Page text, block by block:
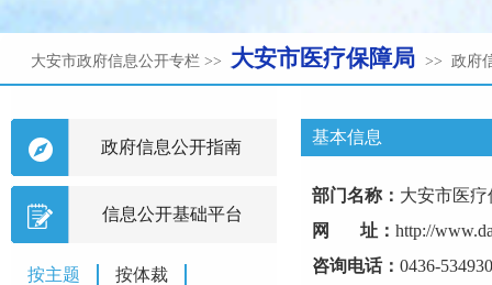
大安市政府信息公开专栏 >> 大安市医疗保障局 >> 政府
基本信息
部门名称： 大安市医疗
网 址： http://
咨询电话： 0436-
政府信息公开指南
信息公开基础平台
按主题 按体裁